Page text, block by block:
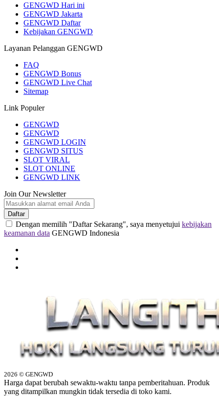
GENGWD Hari ini
GENGWD Jakarta
GENGWD Daftar
Kebijakan GENGWD
Layanan Pelanggan GENGWD
FAQ
GENGWD Bonus
GENGWD Live Chat
Sitemap
Link Populer
GENGWD
GENGWD
GENGWD LOGIN
GENGWD SITUS
SLOT VIRAL
SLOT ONLINE
GENGWD LINK
Join Our Newsletter
Daftar
Dengan memilih "Daftar Sekarang", saya menyetujui kebijakan
keamanan data GENGWD Indonesia
2026 © GENGWD
Harga dapat berubah sewaktu-waktu tanpa pemberitahuan. Produk
yang ditampilkan mungkin tidak tersedia di toko kami.